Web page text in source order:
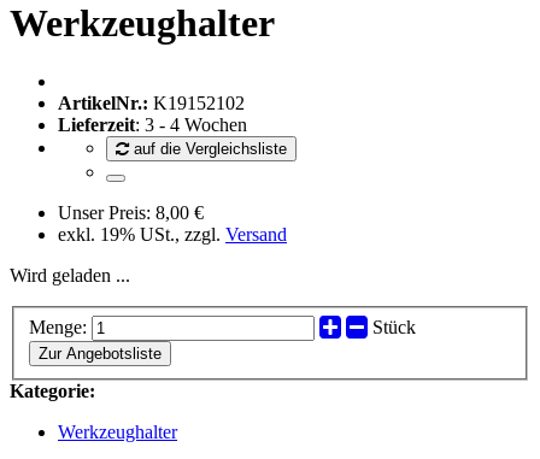
Werkzeughalter
ArtikelNr.: K19152102
Lieferzeit: 3 - 4 Wochen
auf die Vergleichsliste
Unser Preis: 8,00 €
exkl. 19% USt., zzgl. Versand
Wird geladen ...
Menge: Stück
Zur Angebotsliste
Kategorie:
Werkzeughalter